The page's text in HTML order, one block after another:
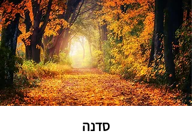
סדנה